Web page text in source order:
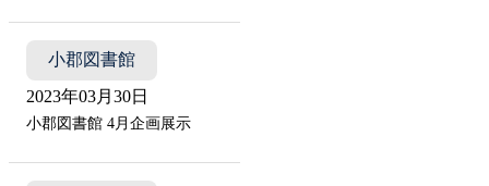
小郡図書館
2023年03月30日
小郡図書館 4月企画展示